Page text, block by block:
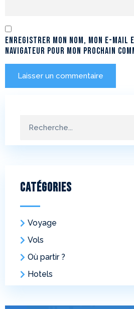
Enregistrer mon nom, mon e-mail
navigateur pour mon prochain
Catégories
Voyage
Vols
Où partir ?
Hotels